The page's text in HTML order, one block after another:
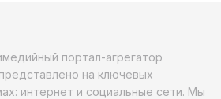
портал-агрегатор
на ключевых
интернет и социальные сети. Мы